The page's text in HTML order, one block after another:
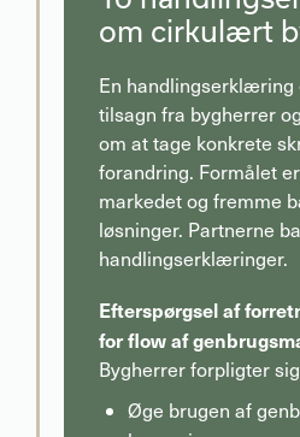
om cirkulært
En
tilsagn fra bygherrer
om at tage konkrete
forandring. Formålet
markedet og fremme
løsninger. Partnerne
handlingserklæringer.
Efterspørgsel af
for flow af
Bygherrer forpligter
Øge brugen af